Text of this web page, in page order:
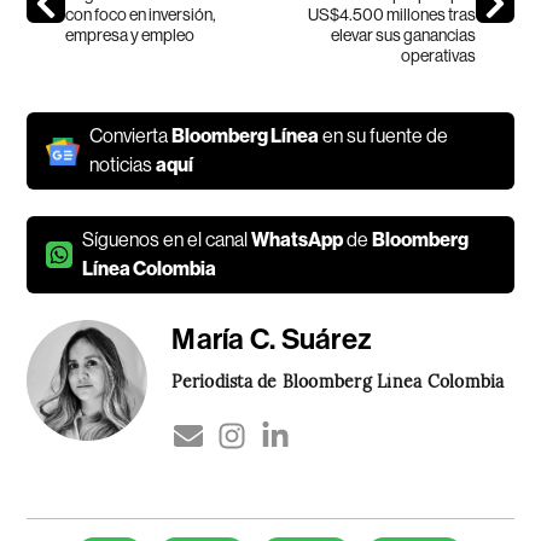
con foco en inversión,
empresa y empleo
US$4.500 millones tras
elevar sus ganancias
operativas
Convierta Bloomberg Líneaen su fuente de
noticiasaquí
Síguenos en el canalWhatsAppde Bloomberg
Línea Colombia
María C. Suárez
Periodista de Bloomberg Línea Colombia